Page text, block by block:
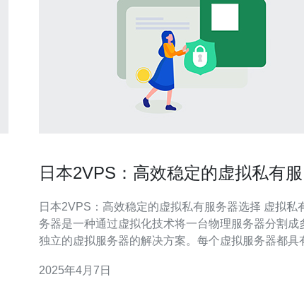
日本2VPS：高效稳定的虚拟私有
日本2VPS：高效稳定的虚拟私有服务器选择 虚拟私有服
务器是一种通过虚拟化技术将一台物理服务器分割成
独立的虚拟服务器的解决方案。每个虚拟服务器都具
与独立服务器相同的灵活性和可靠性，同时价格更为实
2025年4月7日